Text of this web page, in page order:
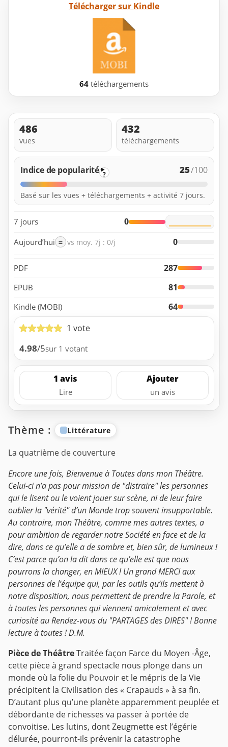
Télécharger sur Kindle
64 téléchargements
486
vues
432
téléchargements
Indice de popularité ? 25/100
Basé sur les vues + téléchargements + activité 7 jours.
7 jours 0
Aujourd’hui = vs moy. 7j : 0/j 0
PDF 287
EPUB 81
Kindle (MOBI)
64
1 vote
4.98/5sur 1 votant
1 avis
Lire
Ajouter
un avis
Thème : Littérature
La quatrième de couverture
Encore une fois, Bienvenue à Toutes dans mon Théâtre.
Celui-ci n’a pas pour mission de "distraire" les personnes
qui le lisent ou le voient jouer sur scène, ni de leur faire
oublier la "vérité" d’un Monde trop souvent insupportable.
Au contraire, mon Théâtre, comme mes autres textes, a
pour ambition de regarder notre Société en face et de la
dire, dans ce qu’elle a de sombre et, bien sûr, de lumineux !
C’est parce qu’on la dit dans ce qu’elle est que nous
pourrons la changer, en MIEUX !Un grand MERCI aux
personnes de l’équipe qui, par les outils qu’ils mettent à
notre disposition, nous permettent de prendre la Parole, et
à toutes les personnes qui viennent amicalement et avec
curiosité au Rendez-vous du "PARTAGES des DIRES" ! Bonne
lecture à toutes ! D.M.
Pièce de ThéâtreTraitée façon Farce du Moyen -Âge,
cette pièce à grand spectacle nous plonge dans un
monde où la folie du Pouvoir et le mépris de la Vie
précipitent la Civilisation des « Crapauds » à sa fin.
D’autant plus qu’une planète apparemment peuplée et
débordante de richesses va passer à portée de
convoitise. Les lutins, dont Zeugmette est l’égérie
délurée, pourront-ils prévenir la catastrophe